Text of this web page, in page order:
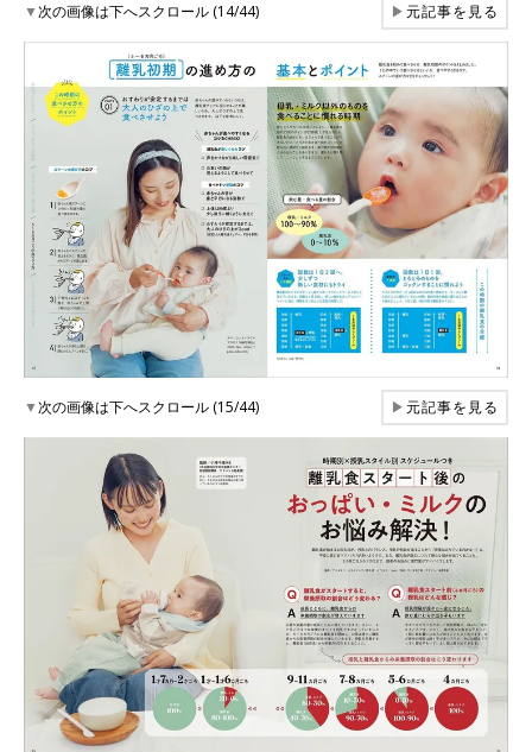
▼次の画像は下へスクロール (14/44) ▶元記事を見る
▼次の画像は下へスクロール (15/44) ▶元記事を見る